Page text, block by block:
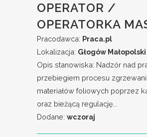
OPERATOR /
OPERATORKA
Pracodawca: Praca.pl
Lokalizacja: Głogów Małopolski
Opis stanowiska: Nadzór nad
przebiegiem procesu
materiałów foliowych poprzez
oraz bieżącą regulację...
Dodane: wczoraj